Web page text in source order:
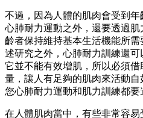
不過，因為人體的肌肉會受到
心肺耐力運動之外，還要透過
齡者保持維持基本生活機能所
述研究之外，心肺耐力訓練還
它並不能有效增肌，所以必須
量，讓人有足夠的肌肉來活動
您心肺耐力運動和肌力訓練都要
在人體肌肉當中，有些非常容易